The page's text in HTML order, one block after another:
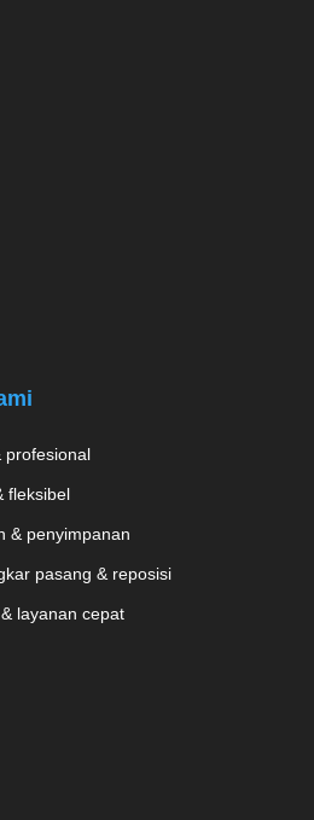
profesional
fleksibel
& penyimpanan
pasang & reposisi
layanan cepat